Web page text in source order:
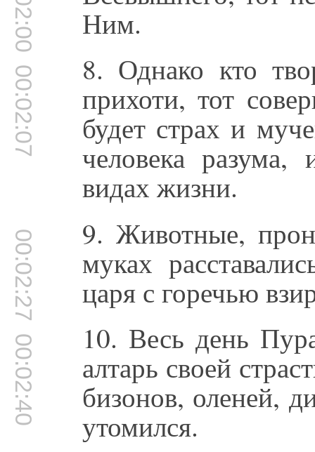
Ним.
00:02:07 8. Однако кто
прихоти, тот
будет страх и
человека
видах жизни.
00:02:27 9. Животные,
муках
царя с горечью
00:02:40 10. Весь день
алтарь своей
бизонов, оленей,
утомился.